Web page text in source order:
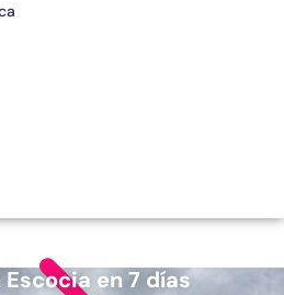
Escocia en 7 días